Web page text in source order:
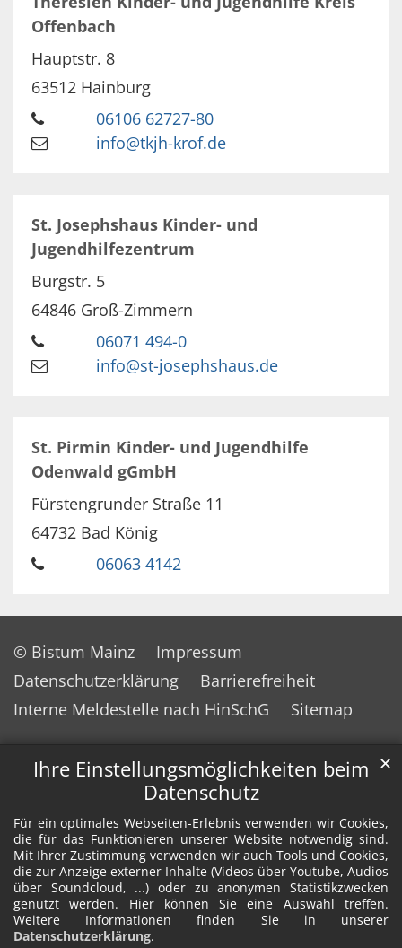
Ihre Einstellungsmöglichkeiten beim
Datenschutz
Für ein optimales Webseiten-Erlebnis verwenden wir Cookies,
die für das Funktionieren unserer Website notwendig sind.
Mit Ihrer Zustimmung verwenden wir auch Tools und Cookies,
die zur Anzeige externer Inhalte (Videos über Youtube, Audios
über Soundcloud, ...) oder zu anonymen Statistikzwecken
genutzt werden. Hier können Sie eine Auswahl treffen.
Weitere Informationen finden Sie in unserer
Datenschutzerklärung.
✕
Offenbach
Hauptstr. 8
63512 Hainburg
06106 62727-80
info@tkjh-krof.de
St. Josephshaus Kinder- und
Jugendhilfezentrum
Burgstr. 5
64846 Groß-Zimmern
06071 494-0
info@st-josephshaus.de
St. Pirmin Kinder- und Jugendhilfe
Odenwald gGmbH
Fürstengrunder Straße 11
64732 Bad König
06063 4142
© Bistum Mainz
Impressum
Datenschutzerklärung
Barrierefreiheit
Interne Meldestelle nach HinSchG
Sitemap